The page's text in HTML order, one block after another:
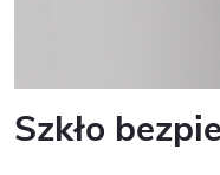
Szkło